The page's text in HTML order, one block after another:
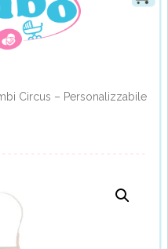
Circus – Personalizzabile